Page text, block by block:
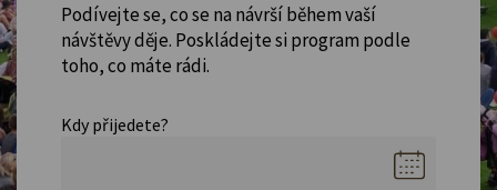
Podívejte se, co se na návrší během vaší
návštěvy děje. Poskládejte si program podle
toho, co máte rádi.
Kdy přijedete?